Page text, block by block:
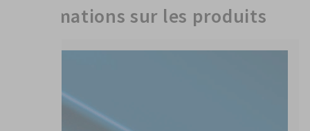
Informations sur les produits